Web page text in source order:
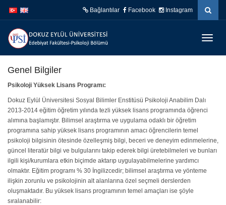
atla
atla
Bağlantılar Facebook Instagram
Genel Bilgiler
Psikoloji Yüksek Lisans Programı:
Dokuz Eylül Üniversitesi Sosyal Bilimler Enstitüsü Psikoloji Anabilim Dalı
2013-2014 eğitim öğretim yılında tezli yüksek lisans programında öğrenci
alımına başlamıştır. Bilimsel araştırma ve uygulama odaklı bir öğretim
programına sahip yüksek lisans programının amacı öğrencilerin temel
psikoloji bilgisinin ötesinde özelleşmiş bilgi, beceri ve deneyim edinmelerine,
güncel literatür bilgi ve bulgularını takip ederek bilgi üretebilmeleri ve bunları
ilgili kişi/kurumlara etkin biçimde aktarıp uygulayabilmelerine yardımcı
olmaktır. Eğitim programı % 30 İngilizcedir; bilimsel araştırma ve yönteme
ilişkin zorunlu ve psikolojinin alt alanlarına özel seçmeli derslerden
oluşmaktadır. Bu yüksek lisans programının temel amaçları ise şöyle
sıralanabilir: